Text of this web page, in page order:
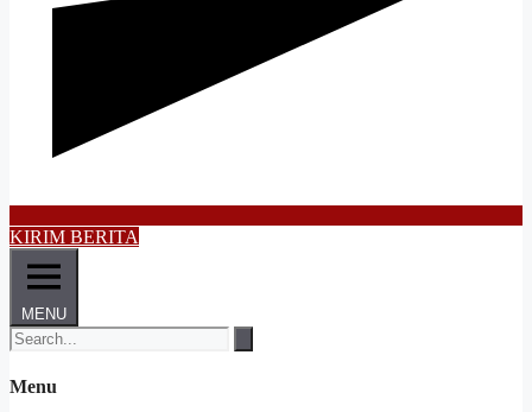
KIRIM BERITA
MENU
Menu